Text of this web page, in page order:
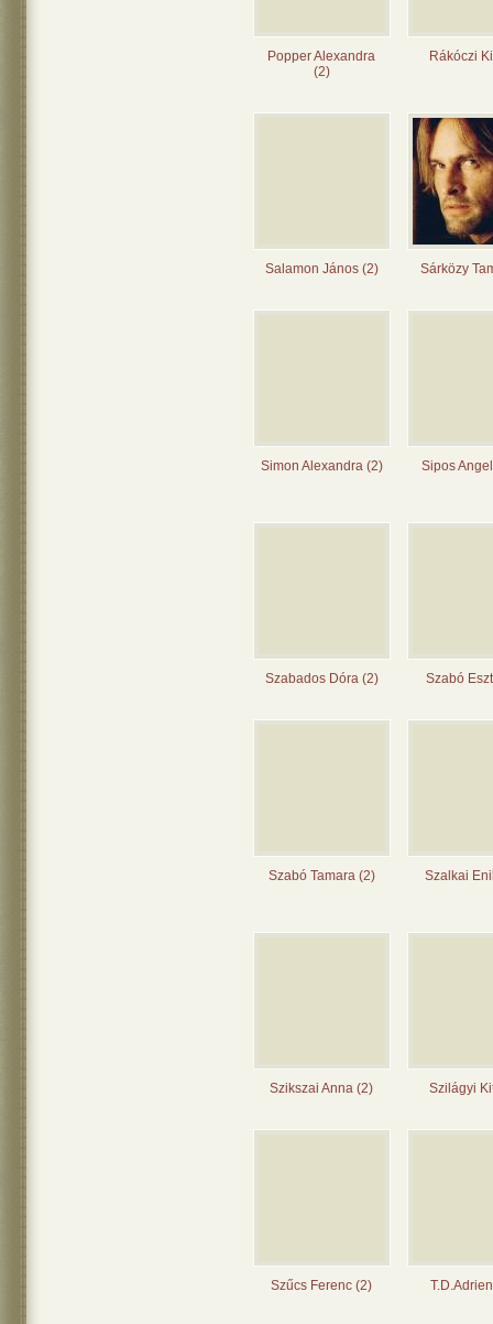
Popper Alexandra
(2)
Rákóczi
Salamon János (2) Sárközy
Simon Alexandra (2) Sipos
Szabados Dóra (2) Szabó
Szabó Tamara (2) Szalkai
Szikszai Anna (2) Szilágyi
Szűcs Ferenc (2)